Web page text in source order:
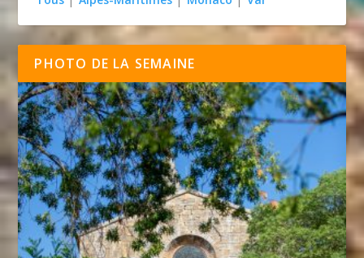
PHOTO DE LA SEMAINE